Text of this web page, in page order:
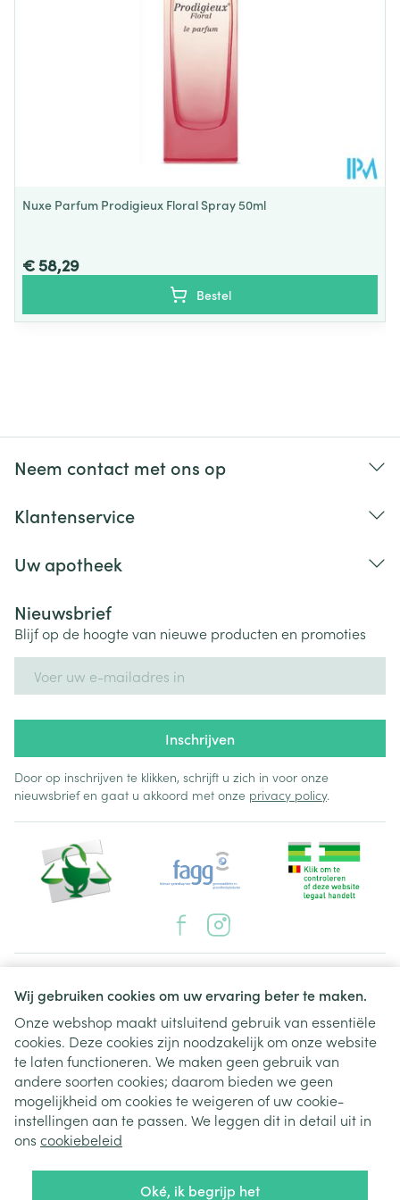
Wij gebruiken cookies om uw ervaring beter te maken.
Onze webshop maakt uitsluitend gebruik van essentiële
cookies. Deze cookies zijn noodzakelijk om onze website
te laten functioneren. We maken geen gebruik van
andere soorten cookies; daarom bieden we geen
mogelijkheid om cookies te weigeren of uw cookie-
instellingen aan te passen. We leggen dit in detail uit in
ons cookiebeleid
Oké, ik begrijp het
Nuxe Parfum Prodigieux Floral Spray 50ml
€ 58,29
Bestel
Neem contact met ons op
Klantenservice
Uw apotheek
Nieuwsbrief
Blijf op de hoogte van nieuwe producten en promoties
Inschrijven
Door op inschrijven te klikken, schrijft u zich in voor onze
nieuwsbrief en gaat u akkoord met onze privacy policy.
Juridische links